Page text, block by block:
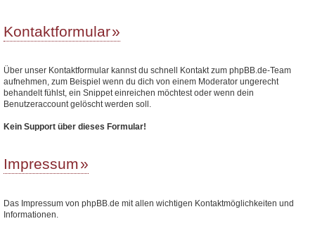
Kontaktformular
Über unser Kontaktformular kannst du schnell Kontakt zum phpBB.de-Team
aufnehmen, zum Beispiel wenn du dich von einem Moderator ungerecht
behandelt fühlst, ein Snippet einreichen möchtest oder wenn dein
Benutzeraccount gelöscht werden soll.
Kein Support über dieses Formular!
Impressum
Das Impressum von phpBB.de mit allen wichtigen Kontaktmöglichkeiten und
Informationen.